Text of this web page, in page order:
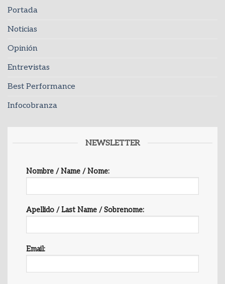
Portada
Noticias
Opinión
Entrevistas
Best Performance
Infocobranza
NEWSLETTER
Nombre / Name / Nome:
Apellido / Last Name / Sobrenome:
Email: